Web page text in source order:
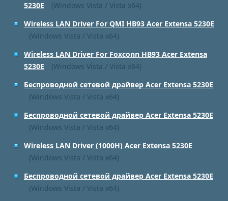
5230E
(Windows Vista / Vista x64)
Wireless LAN Driver For QMI HB93 Acer Extensa 5230E
(Windows Vista / Vista x64)
Wireless LAN Driver For Foxconn HB93 Acer Extensa
5230E
(Windows Vista / Vista x64)
Беспроводной сетевой драйвер Acer Extensa 5230E
(Windows Vista / Vista x64)
Беспроводной сетевой драйвер Acer Extensa 5230E
(Windows Vista / Vista x64)
Wireless LAN Driver (1000H) Acer Extensa 5230E
(Windows Vista / Vista x64)
Беспроводной сетевой драйвер Acer Extensa 5230E
(Windows Vista / Vista x64)